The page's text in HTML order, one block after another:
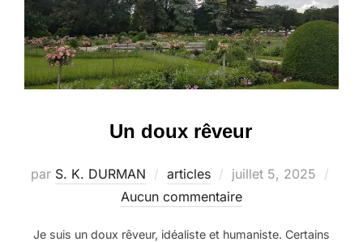
Un doux rêveur
par S. K. DURMAN articles
Publié
le
juillet 5, 2025
Aucun commentaire
Je suis un doux rêveur, idéaliste et humaniste. Certains